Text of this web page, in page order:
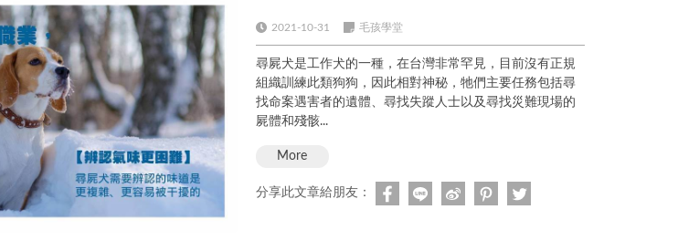
2021-10-31 毛孩學堂
尋屍犬是工作犬的一種，在台灣非常罕見，目前沒有正規
組織訓練此類狗狗，因此相對神秘，牠們主要任務包括尋
找命案遇害者的遺體、尋找失蹤人士以及尋找災難現場的
屍體和殘骸...
More
分享此文章給朋友：